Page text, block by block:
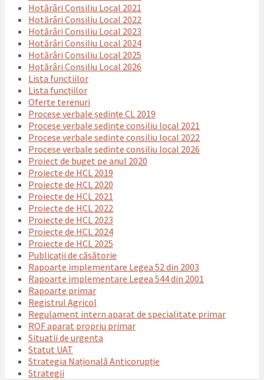
Hotărâri Consiliu Local 2021
Hotărâri Consiliu Local 2022
Hotărâri Consiliu Local 2023
Hotărâri Consiliu Local 2024
Hotărâri Consiliu Local 2025
Hotărâri Consiliu Local 2026
Lista functiilor
Lista funcțiilor
Oferte terenuri
Procese verbale ședințe CL 2019
Procese verbale sedinte consiliu local 2021
Procese verbale sedinte consiliu local 2022
Procese verbale sedinte consiliu local 2026
Proiect de buget pe anul 2020
Proiecte de HCL 2019
Proiecte de HCL 2020
Proiecte de HCL 2021
Proiecte de HCL 2022
Proiecte de HCL 2023
Proiecte de HCL 2024
Proiecte de HCL 2025
Publicații de căsătorie
Rapoarte implementare Legea 52 din 2003
Rapoarte implementare Legea 544 din 2001
Rapoarte primar
Registrul Agricol
Regulament intern aparat de specialitate primar
ROF aparat propriu primar
Situatii de urgenta
Statut UAT
Strategia Națională Anticorupție
Strategii